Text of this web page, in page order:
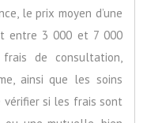
le prix moyen d’une
entre 3 000 et 7 000
de consultation,
ainsi que les soins
si les frais sont